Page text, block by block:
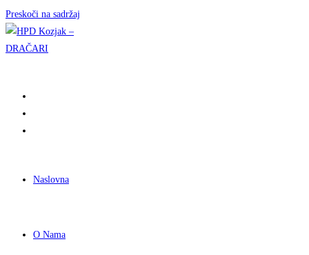
Preskoči na sadržaj
Naslovna
O Nama